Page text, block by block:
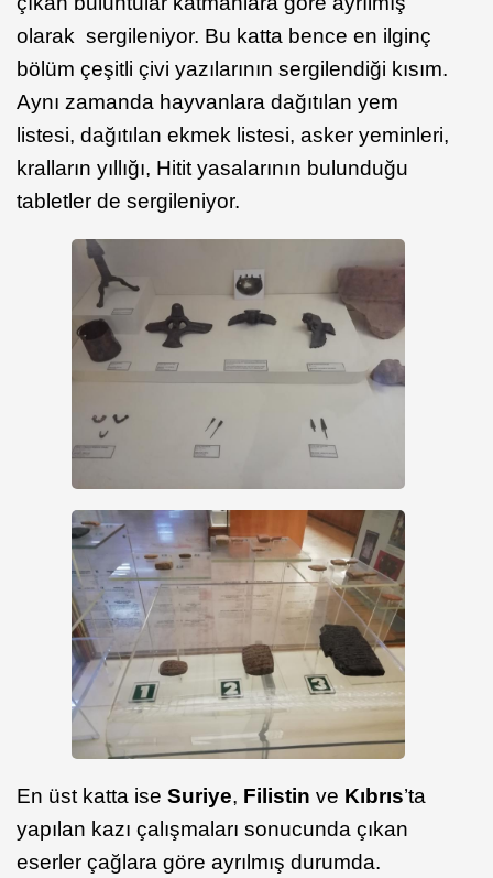
olarak sergileniyor. Bu katta bence en ilginç
bölüm çeşitli çivi yazılarının sergilendiği kısım.
Aynı zamanda hayvanlara dağıtılan yem
listesi, dağıtılan ekmek listesi, asker yeminleri,
kralların yıllığı, Hitit yasalarının bulunduğu
tabletler de sergileniyor.
En üst katta ise Suriye, Filistin ve Kıbrıs’ta
yapılan kazı çalışmaları sonucunda çıkan
eserler çağlara göre ayrılmış durumda.